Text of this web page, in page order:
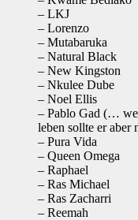
– LKJ
– Lorenzo
– Mutabaruka
– Natural Black
– New Kingston
– Nkulee Dube
– Noel Ellis
– Pablo Gad (…
leben sollte er aber
– Pura Vida
– Queen Omega
– Raphael
– Ras Michael
– Ras Zacharri
– Reemah